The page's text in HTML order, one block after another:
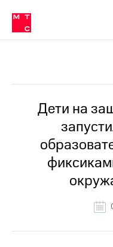
Медиа-центр
и акционерам
Устойчивое развитие
Комплаенс и деловая этика
компании
Карьера
История
компании
Руководство
региона
Правовая
в МТС
Пресс-
релизы
МТС
о технологиях
Дети на